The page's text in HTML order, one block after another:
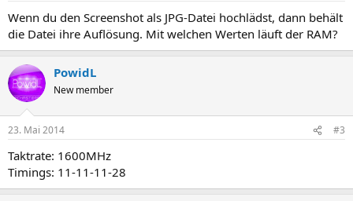
Wenn du den Screenshot als JPG-Datei hochlädst, dann behält
die Datei ihre Auflösung. Mit welchen Werten läuft der RAM?
PowidL
New member
23. Mai 2014 #3
Taktrate: 1600MHz
Timings: 11-11-11-28